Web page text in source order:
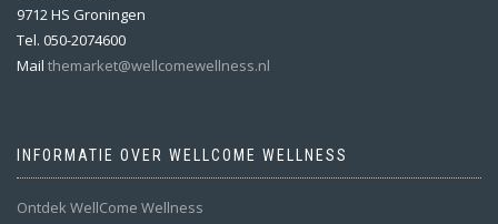
9712 HS Groningen
Tel. 050-2074600
Mail themarket@wellcomewellness.nl
INFORMATIE OVER WELLCOME WELLNESS
Ontdek WellCome Wellness